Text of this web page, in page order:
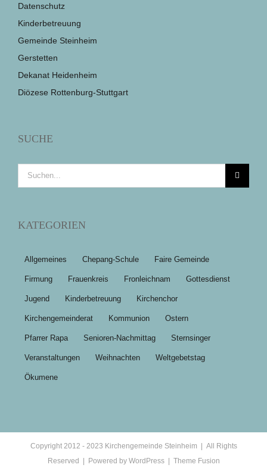
Datenschutz
Kinderbetreuung
Gemeinde Steinheim
Gerstetten
Dekanat Heidenheim
Diözese Rottenburg-Stuttgart
SUCHE
Suche
nach:
KATEGORIEN
Allgemeines Chepang-Schule Faire Gemeinde
Firmung Frauenkreis Fronleichnam Gottesdienst
Jugend Kinderbetreuung Kirchenchor
Kirchengemeinderat Kommunion Ostern
Pfarrer Rapa Senioren-Nachmittag Sternsinger
Veranstaltungen Weihnachten Weltgebetstag
Ökumene
Copyright 2012 - 2023 Kirchengemeinde Steinheim | All Rights
Reserved | Powered by WordPress| Theme Fusion